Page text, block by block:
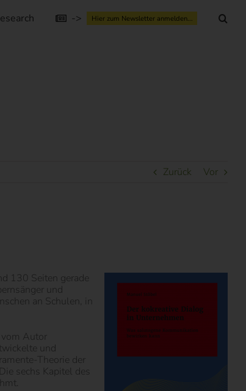
-> Hier zum Newsletter anmelden...
Zurück Vor
130 Seiten gerade
und
an Schulen, in
vom Autor
und
Theorie der
sechs Kapitel des